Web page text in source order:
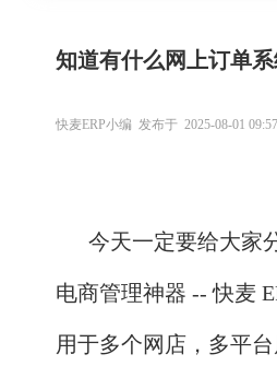
知道有什么网上订单
快麦ERP小编 发布于 2025-08-01
今天一定要给大家
电商管理神器 -- 快麦
用于多个网店，多平台